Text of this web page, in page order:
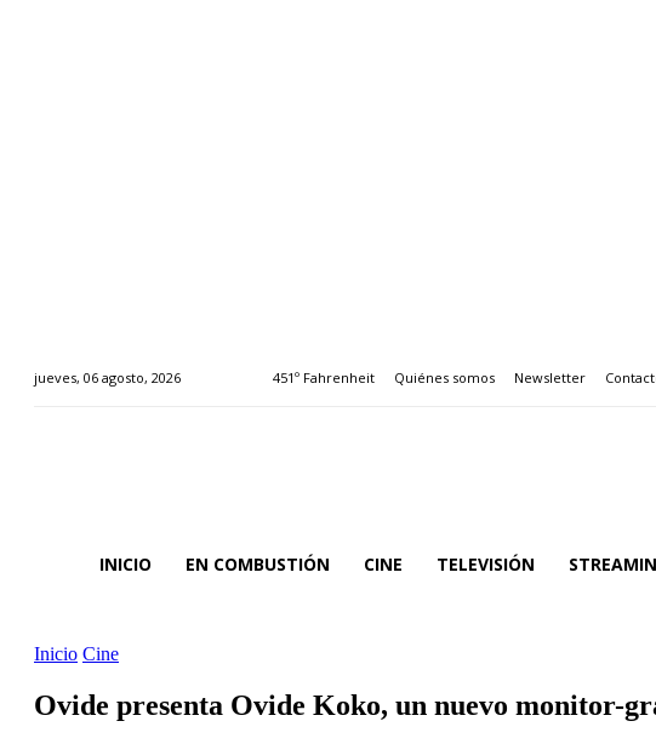
jueves, 06 agosto, 2026 451º Fahrenheit Quiénes somos Newsletter
INICIO EN COMBUSTIÓN CINE TELEVISIÓN
Inicio Cine
Ovide presenta Ovide Koko, un nuevo monitor-